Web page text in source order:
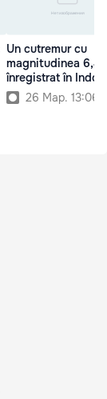
Un cutremur cu
magnitudinea 6,4
înregistrat în
26 Мар. 13:06